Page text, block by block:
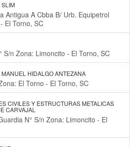
Antigua A Cbba B/ Urb. Equipetrol
El Torno, SC
S/n Zona: Limoncito - El Torno, SC
HIDALGO ANTEZANA
El Torno - El Torno, SC
CIVILES Y ESTRUCTURAS METALICAS
CARVAJAL
N° S/n Zona: Limoncito - El